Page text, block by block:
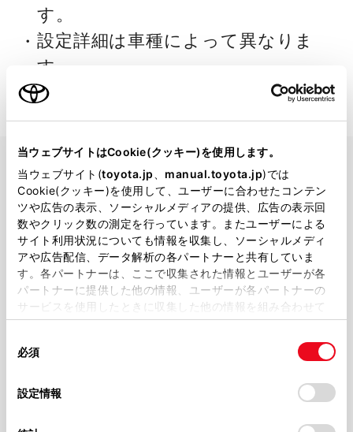
当ウェブサイトはCookie(クッキー)を使用します。
当ウェブサイト(toyota.jp manual.toyota.jp)では
Cookie(クッキー)を使用して、ユーザーに合わせたコンテン
ツや広告の表示、ソーシャルメディアの提供、広告の表示回
数やクリック数の測定を行っています。またユーザーによる
サイト利用状況についても情報を収集し、ソーシャルメディ
アや広告配信、データ解析の各パートナーと共有していま
す。各パートナーは、ここで収集された情報とユーザーが各
パートナーに提供した他の情報、ユーザーが各パートナーの
サービスを使用したときに収集した他の情報を組み合わせて
使用することがあります。当ウェブサイトの使用を続行する
デバイスにすべてのCookie(クッキー)が保存されることに同
意したことになります。Cookie(クッキー)のオプトアウト、
設定の変更、同意を撤回したりするにあたっては、当社の
必須
設定情報
す。
設定詳細は車種によって異なりま
す。
ご意見をお聞かせく
ださい
解決できた